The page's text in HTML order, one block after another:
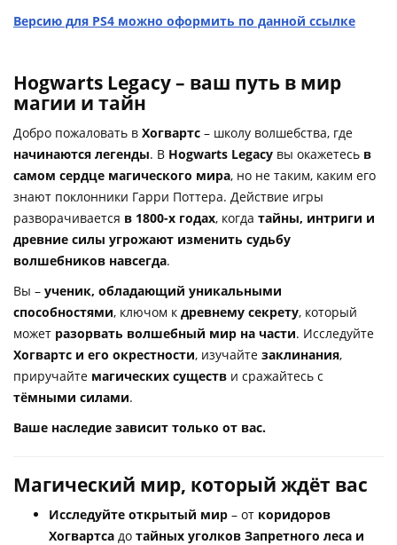
Версию для PS4 можно оформить по данной ссылке
Hogwarts Legacy – ваш путь в мир
магии и тайн
Добро пожаловать в Хогвартс – школу волшебства, где
начинаются легенды. В Hogwarts Legacy вы окажетесь в
самом сердце магического мира, но не таким, каким его
знают поклонники Гарри Поттера. Действие игры
разворачивается в 1800-х годах, когда тайны, интриги и
древние силы угрожают изменить судьбу
волшебников навсегда.
Вы – ученик, обладающий уникальными
способностями, ключом к древнему секрету, который
может разорвать волшебный мир на части. Исследуйте
Хогвартс и его окрестности, изучайте заклинания,
приручайте магических существ и сражайтесь с
тёмными силами.
Ваше наследие зависит только от вас.
Магический мир, который ждёт вас
Исследуйте открытый мир – от коридоров
Хогвартса до тайных уголков Запретного леса и